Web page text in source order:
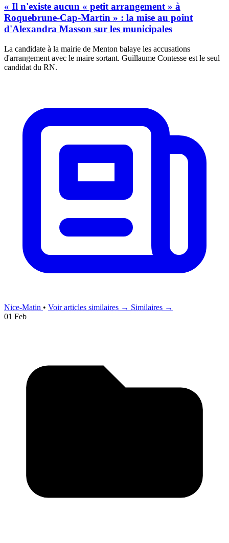
« Il n'existe aucun « petit arrangement » à
Roquebrune-Cap-Martin » : la mise au point
d'Alexandra Masson sur les municipales
La candidate à la mairie de Menton balaye les accusations
d'arrangement avec le maire sortant. Guillaume Contesse est le seul
candidat du RN.
Nice-Matin • Voir articles similaires → Similaires →
01 Feb